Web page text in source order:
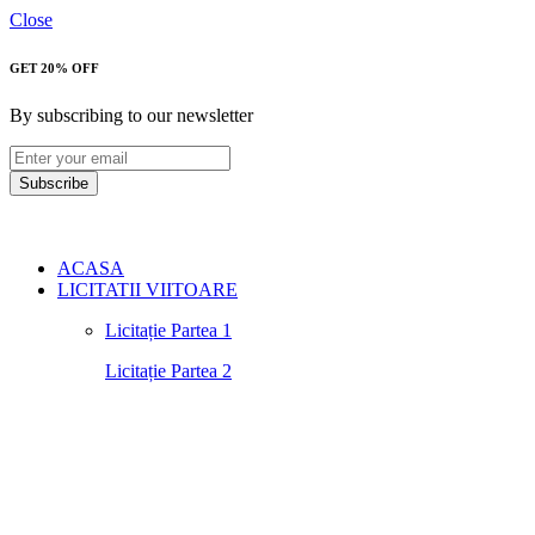
Close
GET 20% OFF
By subscribing to our newsletter
Subscribe
ACASA
LICITATII VIITOARE
Licitație Partea 1
Licitație Partea 2